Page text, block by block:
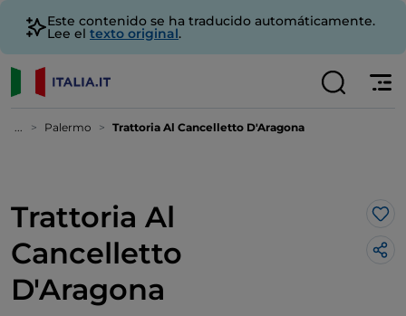
Este contenido se ha traducido automáticamente.
Lee el texto original.
... Palermo Trattoria Al Cancelletto D'Aragona
Trattoria Al
Cancelletto
D'Aragona
Me